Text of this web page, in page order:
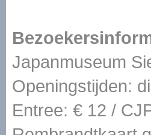
Japanmuseum
Openingstijden:
Entree: € 12 /